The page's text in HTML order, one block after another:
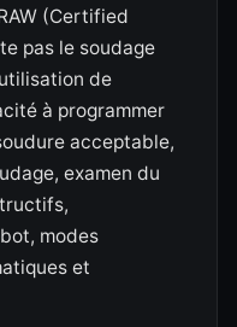
(Certified
pas le soudage
de
à programmer
acceptable,
examen du
modes
et